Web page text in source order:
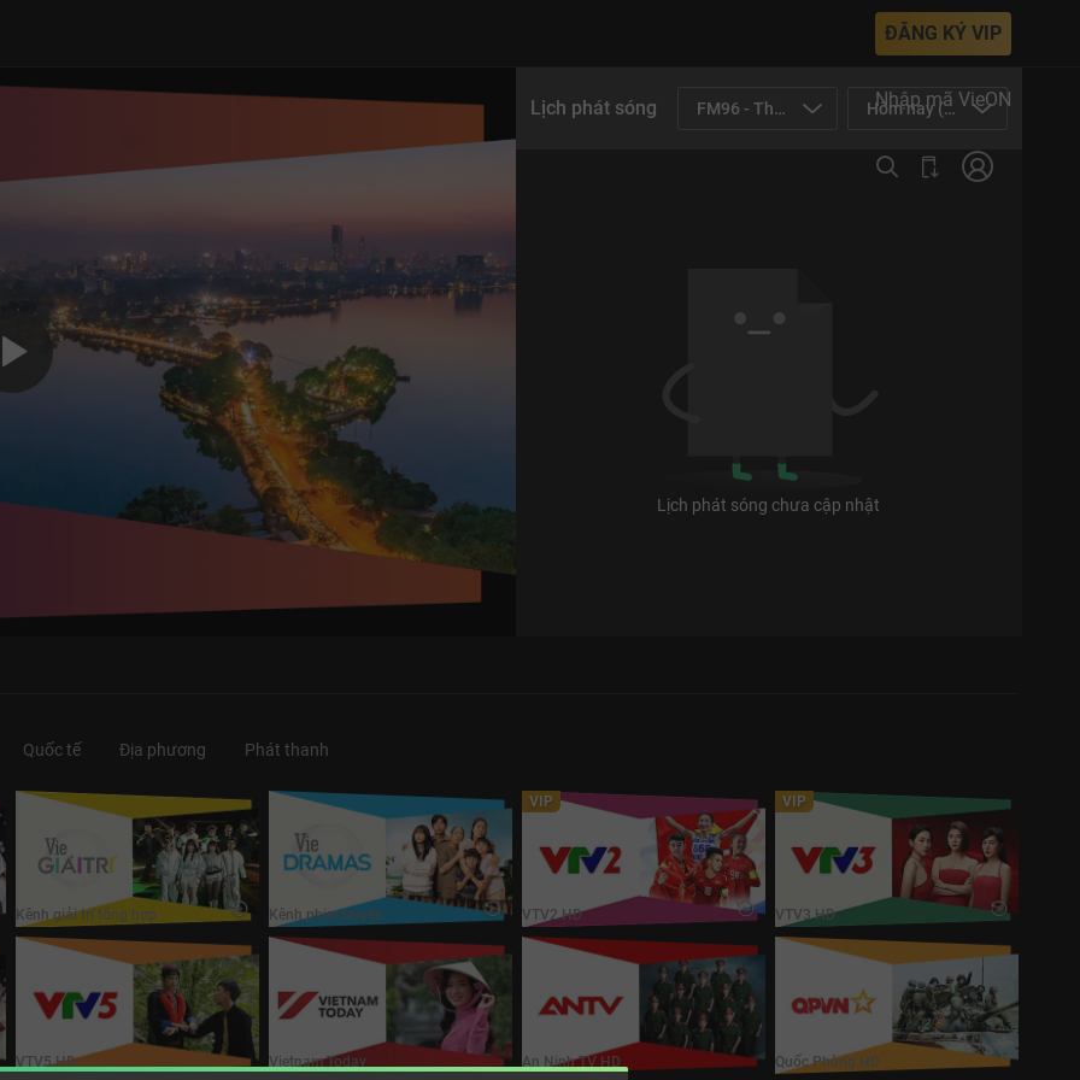
ĐĂNG KÝ VIP
Nhập mã VieON
hình FM96 - Thời sự Hà Nội trên VieON với chất lượng Full HD, không giật lag, không quảng cáo.
Lịch phát sóng
FM96 - Thời sự Hà Nội Hôm nay (08/08)
Lịch phát sóng chưa cập nhật
Quốc tế Địa phương Phát thanh
Vie Giải Trí HD
Kênh giải trí tổng hợp
Vie Dramas HD
Kênh phim truyện
VIP
VTV2 HD
VTV2 HD
VIP
VTV3 HD
VTV3 HD
VTV5 HD Vietnam Today An Ninh TV HD
Quốc Phòng HD
Quốc Phòng HD